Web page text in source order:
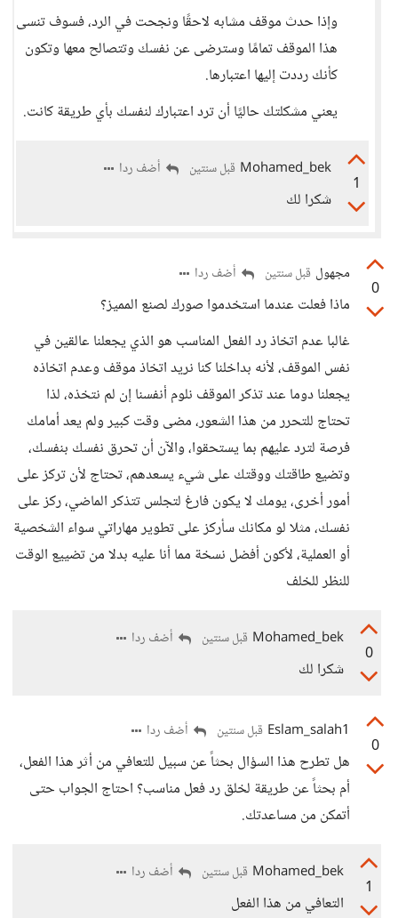
وإذا حدث موقف مشابه لاحقًا ونجحت في الرد، فسوف تنسى
هذا الموقف تمامًا وسترضى عن نفسك وتتصالح معها وتكون
كأنك رددت إليها اعتبارها.
يعني مشكلتك حاليًا أن ترد اعتبارك لنفسك بأي طريقة كانت.
1
Mohamed_bek قبل سنتين أضف ردا
شكرا لك
0
مجهول قبل سنتين أضف ردا
ماذا فعلت عندما استخدموا صورك لصنع المميز؟
غالبا عدم اتخاذ رد الفعل المناسب هو الذي يجعلنا عالقين في
نفس الموقف، لأنه بداخلنا كنا نريد اتخاذ موقف وعدم اتخاذه
يجعلنا دوما عند تذكر الموقف نلوم أنفسنا إن لم نتخذه، لذا
تحتاج للتحرر من هذا الشعور، مضى وقت كبير ولم يعد أمامك
فرصة لترد عليهم بما يستحقوا، والآن أن تحرق نفسك بنفسك،
وتضيع طاقتك ووقتك على شيء يسعدهم، تحتاج لأن تركز على
أمور أخرى، يومك لا يكون فارغ لتجلس تتذكر الماضي، ركز على
نفسك، مثلا لو مكانك سأركز على تطوير مهاراتي سواء الشخصية
أو العملية، لأكون أفضل نسخة مما أنا عليه بدلا من تضييع الوقت
للنظر للخلف
0
Mohamed_bek قبل سنتين أضف ردا
شكرا لك
0
Eslam_salah1 قبل سنتين أضف ردا
هل تطرح هذا السؤال بحثاً عن سبيل للتعافي من أثر هذا الفعل،
أم بحثاً عن طريقة لخلق رد فعل مناسب؟ احتاج الجواب حتى
أتمكن من مساعدتك.
1
Mohamed_bek قبل سنتين أضف ردا
التعافي من هذا الفعل